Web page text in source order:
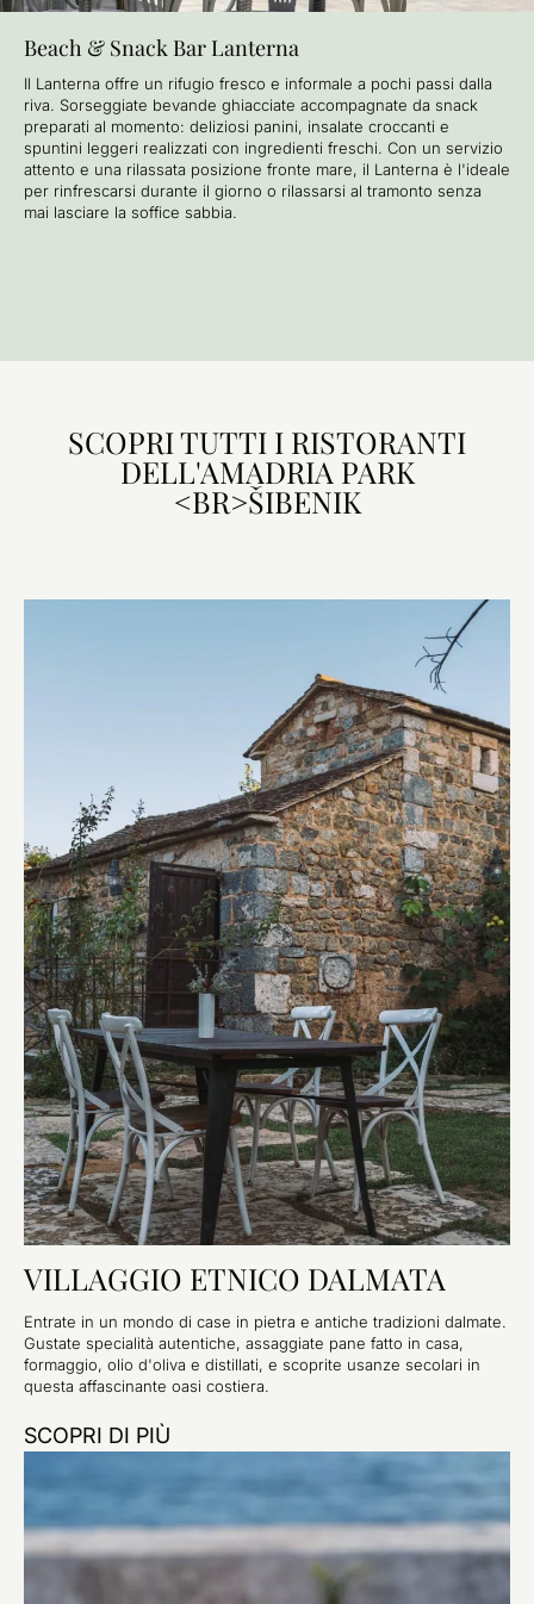
Beach & Snack Bar Lanterna
Il Lanterna offre un rifugio fresco e informale a pochi passi dalla
riva. Sorseggiate bevande ghiacciate accompagnate da snack
preparati al momento: deliziosi panini, insalate croccanti e
spuntini leggeri realizzati con ingredienti freschi. Con un servizio
attento e una rilassata posizione fronte mare, il Lanterna è l'ideale
per rinfrescarsi durante il giorno o rilassarsi al tramonto senza
mai lasciare la soffice sabbia.
SCOPRI TUTTI I RISTORANTI
DELL'AMADRIA PARK
<BR>ŠIBENIK
VILLAGGIO ETNICO DALMATA
Entrate in un mondo di case in pietra e antiche tradizioni dalmate.
Gustate specialità autentiche, assaggiate pane fatto in casa,
formaggio, olio d'oliva e distillati, e scoprite usanze secolari in
questa affascinante oasi costiera.
SCOPRI DI PIÙ